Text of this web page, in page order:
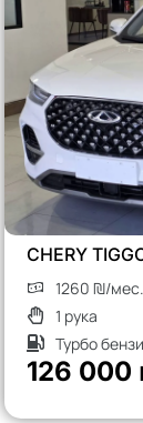
NISSAN X-
480 ₪/мес.
2 рука
Турбо
48 000